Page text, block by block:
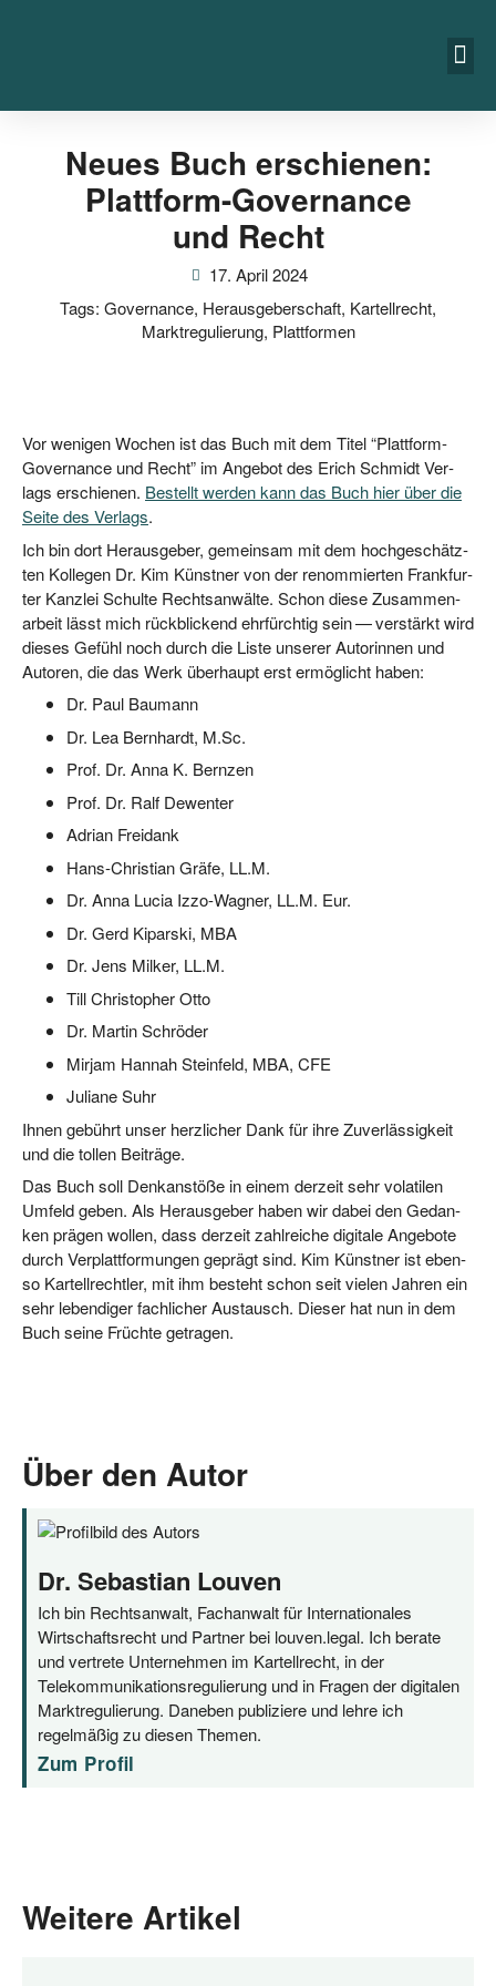
Neues Buch erschienen:
Plattform-Governance
und Recht
17. April 2024
Tags: Governance, Herausgeberschaft, Kartellrecht,
Marktregulierung, Plattformen
Vor weni­gen Wochen ist das Buch mit dem Titel “Platt­form-
Gover­nan­ce und Recht” im Ange­bot des Erich Schmidt Ver­
lags erschie­nen. Bestellt wer­den kann das Buch hier über die
Sei­te des Ver­lags.
Ich bin dort Her­aus­ge­ber, gemein­sam mit dem hoch­ge­schätz­
ten Kol­le­gen Dr. Kim Künst­ner von der renom­mier­ten Frank­fur­
ter Kanz­lei Schul­te Rechts­an­wäl­te. Schon die­se Zusam­men­
ar­beit lässt mich rück­bli­ckend ehr­fürch­tig sein — ver­stärkt wird
die­ses Gefühl noch durch die Lis­te unse­rer Autorin­nen und
Autoren, die das Werk über­haupt erst ermög­licht haben:
Dr. Paul Baumann
Dr. Lea Bern­hardt, M.Sc.
Prof. Dr. Anna K. Bernzen
Prof. Dr. Ralf Dewenter
Adri­an Freidank
Hans-Chris­ti­an Grä­fe, LL.M.
Dr. Anna Lucia Izzo-Wag­ner, LL.M. Eur.
Dr. Gerd Kipar­ski, MBA
Dr. Jens Mil­ker, LL.M.
Till Chris­to­pher Otto
Dr. Mar­tin Schröder
Mir­jam Han­nah Stein­feld, MBA, CFE
Julia­ne Suhr
Ihnen gebührt unser herz­li­cher Dank für ihre Zuver­läs­sig­keit
und die tol­len Beiträge.
Das Buch soll Denk­an­stö­ße in einem der­zeit sehr vola­ti­len
Umfeld geben. Als Her­aus­ge­ber haben wir dabei den Gedan­
ken prä­gen wol­len, dass der­zeit zahl­rei­che digi­ta­le Ange­bo­te
durch Ver­platt­for­mun­gen geprägt sind. Kim Künst­ner ist eben­
so Kar­tell­recht­ler, mit ihm besteht schon seit vie­len Jah­ren ein
sehr leben­di­ger fach­li­cher Aus­tausch. Die­ser hat nun in dem
Buch sei­ne Früch­te getragen.
Über den Autor
Dr. Sebastian Louven
Ich bin Rechtsanwalt, Fachanwalt für Internationales
Wirtschaftsrecht und Partner bei louven.legal. Ich berate
und vertrete Unternehmen im Kartellrecht, in der
Telekommunikationsregulierung und in Fragen der digitalen
Marktregulierung. Daneben publiziere und lehre ich
regelmäßig zu diesen Themen.
Zum Profil
Weitere Artikel